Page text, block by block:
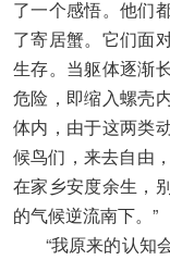
了一个感悟。他们
了寄居蟹。它们面
生存。当躯体逐渐
危险，即缩入螺壳
体内，由于这两类
候鸟们，来去自由
在家乡安度余生，
的气候逆流南下。”
“我原来的认知